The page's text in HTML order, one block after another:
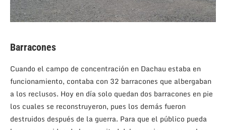
Barracones
Cuando el campo de concentración en Dachau estaba en
funcionamiento, contaba con 32 barracones que albergaban
a los reclusos. Hoy en día solo quedan dos barracones en pie
los cuales se reconstruyeron, pues los demás fueron
destruidos después de la guerra. Para que el público pueda